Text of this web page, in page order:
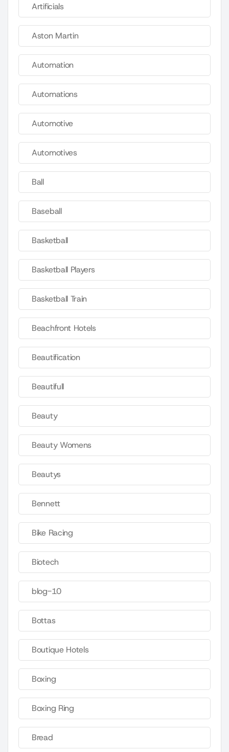
Artificials
Aston Martin
Automation
Automations
Automotive
Automotives
Ball
Baseball
Basketball
Basketball Players
Basketball Train
Beachfront Hotels
Beautification
Beautifull
Beauty
Beauty Womens
Beautys
Bennett
Bike Racing
Biotech
blog-10
Bottas
Boutique Hotels
Boxing
Boxing Ring
Bread